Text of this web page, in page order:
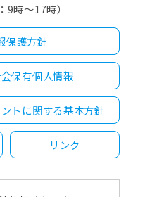
9時～17時）
保護方針
保有個人情報
トに関する基本方針
リンク